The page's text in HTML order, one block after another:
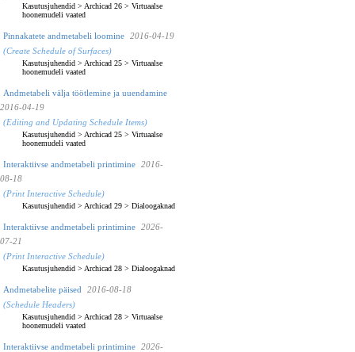
Kasutusjuhendid > Archicad 26 > Virtuaalse
hoonemudeli vaated
Pinnakatete andmetabeli loomine
2016-04-19
(Create Schedule of Surfaces)
Kasutusjuhendid > Archicad 25 > Virtuaalse
hoonemudeli vaated
Andmetabeli välja töötlemine ja uuendamine
2016-04-19
(Editing and Updating Schedule Items)
Kasutusjuhendid > Archicad 25 > Virtuaalse
hoonemudeli vaated
Interaktiivse andmetabeli printimine
2016-
08-18
(Print Interactive Schedule)
Kasutusjuhendid > Archicad 29 > Dialoogaknad
Interaktiivse andmetabeli printimine
2026-
07-21
(Print Interactive Schedule)
Kasutusjuhendid > Archicad 28 > Dialoogaknad
Andmetabelite päised
2016-08-18
(Schedule Headers)
Kasutusjuhendid > Archicad 28 > Virtuaalse
hoonemudeli vaated
Interaktiivse andmetabeli printimine
2026-